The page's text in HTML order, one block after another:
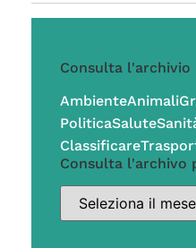
Consulta l'archivio
AmbienteAnimali
PoliticaSalute
Classificare
Consulta l'archivo